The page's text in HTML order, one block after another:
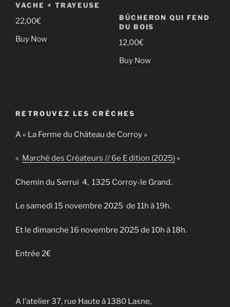
VACHE + TRAYEUSE
22,00€
Buy Now
BÛCHERON QUI FEND
DU BOIS
12,00€
Buy Now
RETROUVEZ LES CRÈCHES
A « La Ferme du Château de Corroy »
« Marché des Créateurs // 6e E dition (2025) »
Chemin du Serrui 4, 1325 Corroy-le Grand.
Le samedi 15 novembre 2025 de 11h à 19h.
Et le dimanche 16 novembre 2025 de 10h à 18h.
Entrée 2€
A l’atelier 37, rue Haute à 1380 Lasne,